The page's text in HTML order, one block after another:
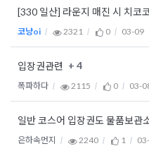
[330 일산] 라운지 매진 시 치코
코냥oi 2321 0 03-09
입장권관련 + 4
폭파하다 2115 0 03-
일반 코스어 입장권도 물품보관
은하속먼지 2240 1